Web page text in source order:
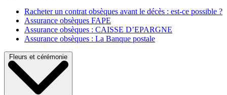
Racheter un contrat obsèques avant le décès : est-ce possible ?
Assurance obsèques FAPE
Assurance obsèques : CAISSE D’EPARGNE
Assurance obsèques : La Banque postale
Fleurs et cérémonie